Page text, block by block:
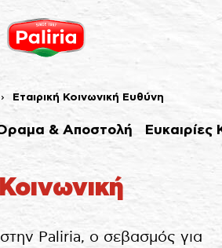
Εταιρική Κοινωνική Ευθύνη
& Αποστολή Ευκαιρίες
στην Paliria, ο σεβασμός για
Αναγκαία 9 Προτιμήσεις Στατιστικά
3